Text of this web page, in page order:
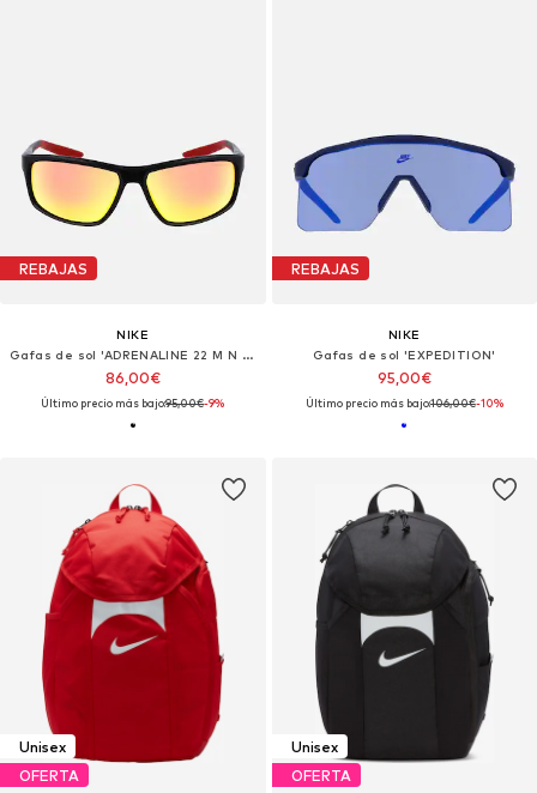
REBAJAS
NIKE
Gafas de sol 'ADRENALINE 22 M N IU8083X'
86,00€
Último precio más bajo:95,00€-9%
REBAJAS
NIKE
Gafas de sol 'EXPEDITION'
95,00€
Último precio más bajo:106,00€-10%
Unisex
OFERTA
Unisex
OFERTA